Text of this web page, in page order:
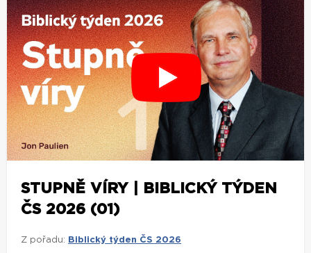
STUPNĚ VÍRY | BIBLICKÝ TÝDEN
ČS 2026 (01)
Z pořadu: Biblický týden ČS 2026